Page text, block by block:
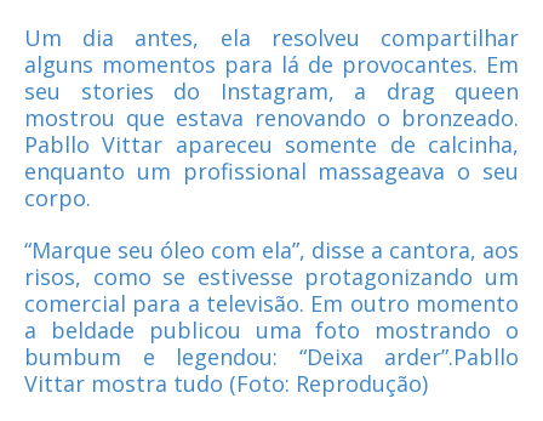
Um dia antes, ela resolveu compartilhar
alguns momentos para lá de provocantes. Em
seu stories do Instagram, a drag queen
mostrou que estava renovando o bronzeado.
Pabllo Vittar apareceu somente de calcinha,
enquanto um profissional massageava o seu
corpo.
“Marque seu óleo com ela”, disse a cantora, aos
risos, como se estivesse protagonizando um
comercial para a televisão. Em outro momento
a beldade publicou uma foto mostrando o
bumbum e legendou: “Deixa arder”.Pabllo
Vittar mostra tudo (Foto: Reprodução)